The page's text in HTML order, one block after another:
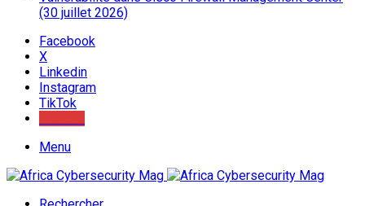
(30 juillet 2026)
Facebook
X
Linkedin
Instagram
TikTok
Menu